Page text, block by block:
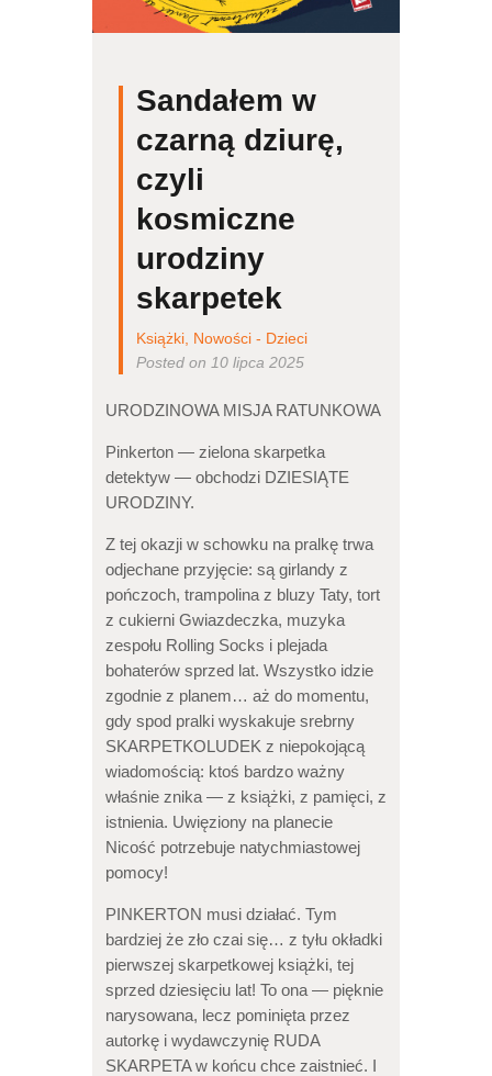
Sandałem w
czarną dziurę,
czyli
kosmiczne
urodziny
skarpetek
Książki Nowości - Dzieci
Posted on 10 lipca 2025
URODZINOWA MISJA RATUNKOWA
Pinkerton — zielona skarpetka
detektyw — obchodzi DZIESIĄTE
URODZINY.
Z tej okazji w schowku na pralkę trwa
odjechane przyjęcie: są girlandy z
pończoch, trampolina z bluzy Taty, tort
z cukierni Gwiazdeczka, muzyka
zespołu Rolling Socks i plejada
bohaterów sprzed lat. Wszystko idzie
zgodnie z planem… aż do momentu,
gdy spod pralki wyskakuje srebrny
SKARPETKOLUDEK z niepokojącą
wiadomością: ktoś bardzo ważny
właśnie znika — z książki, z pamięci, z
istnienia. Uwięziony na planecie
Nicość potrzebuje natychmiastowej
pomocy!
PINKERTON musi działać. Tym
bardziej że zło czai się… z tyłu okładki
pierwszej skarpetkowej książki, tej
sprzed dziesięciu lat! To ona — pięknie
narysowana, lecz pominięta przez
autorkę i wydawczynię RUDA
SKARPETA w końcu chce zaistnieć. I